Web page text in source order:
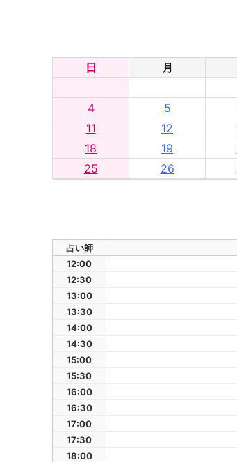
日 月
4
5
11
12
18
19
25
26
占い師
12:00
12:30
13:00
13:30
14:00
14:30
15:00
15:30
16:00
16:30
17:00
17:30
18:00